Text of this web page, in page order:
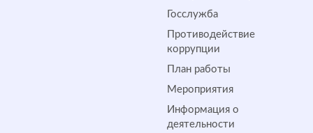
Госслужба
Противодействие
коррупции
План работы
Мероприятия
Информация о
деятельности